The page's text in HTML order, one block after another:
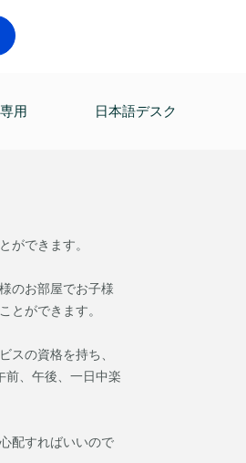
用 日本語デスク
ができます。
のお部屋でお子様
とができます。
スの資格を持ち、
前、午後、一日中楽
配すればいいので